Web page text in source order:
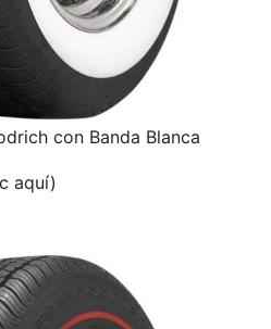
con Banda Blanca
aquí)